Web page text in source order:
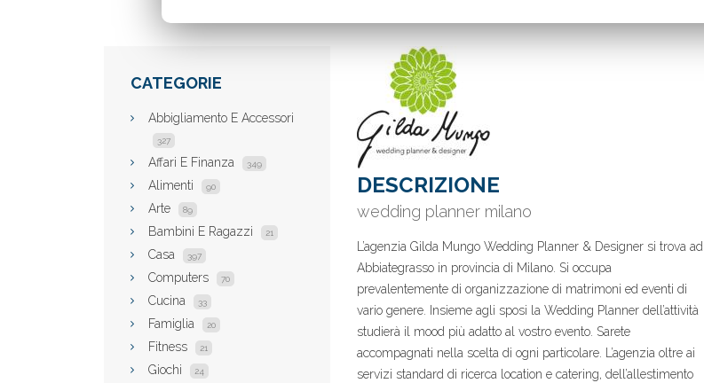
CATEGORIE
Abbigliamento E Accessori
327
Affari E Finanza 349
Alimenti 90
Arte 89
Bambini E Ragazzi 21
Casa 397
Computers 70
Cucina 33
Famiglia 20
Fitness 21
Giochi 24
DESCRIZIONE
wedding planner milano
L’agenzia Gilda Mungo Wedding Planner & Designer si trova ad
Abbiategrasso in provincia di Milano. Si occupa
prevalentemente di organizzazione di matrimoni ed eventi di
vario genere. Insieme agli sposi la Wedding Planner dell’attività
studierà il mood più adatto al vostro evento. Sarete
accompagnati nella scelta di ogni particolare. L’agenzia oltre ai
servizi standard di ricerca location e catering, dell’allestimento